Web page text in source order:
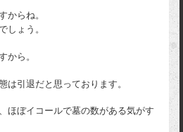
からね。
しょう。
から。
は引退だと思っております。
ほぼイコールで墓の数がある気がす